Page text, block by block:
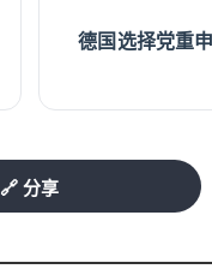
德国选择党重
🔗 分享